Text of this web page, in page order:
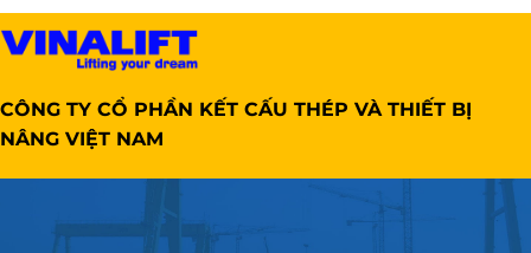
CÔNG TY CỔ PHẦN KẾT CẤU THÉP VÀ THIẾT BỊ
NÂNG VIỆT NAM